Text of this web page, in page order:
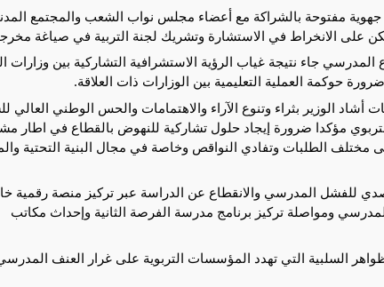
جهوية مفتوحة بالشراكة مع أعضاء مجلس نواب الشعب والمجتمع
على الانخراط في الاستشارة وتشريك لجنة التربية في صياغة
جاء نتيجة غياب الرؤية الاستشرافية التشاركية بين وزارات
حوكمة العملية التعليمية بين الوزارات ذات العلاقة.
الوزير بثراء وتنوع الآراء والاهتمامات والحس الوطني العالي
مؤكدا ضرورة إيجاد حلول تشاركية للنهوض بالقطاع في اطار
الطلبات وتفادي النواقص وخاصة في مجال البنية التحتية
للفشل المدرسي والانقطاع عن الدراسة عبر تركيز منصة رقمية
المدرسي ومواصلة تركيز برنامج مدرسة الفرصة الثانية وإحداث مكاتب
السلبية التي تهدد المؤسسات التربوية على غرار العنف